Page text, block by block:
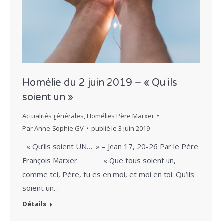
Homélie du 2 juin 2019 – « Qu’ils
soient un »
Actualités générales,Homélies Père Marxer
ParAnne-Sophie GV publié le 3 juin 2019
« Qu’ils soient UN…. » – Jean 17, 20-26 Par le Père
François Marxer « Que tous soient un,
comme toi, Père, tu es en moi, et moi en toi. Qu’ils
soient un…
Détails